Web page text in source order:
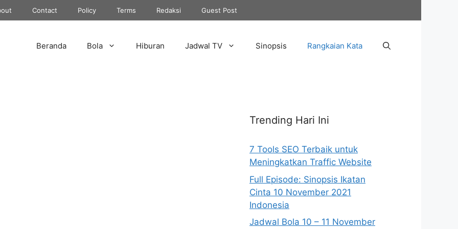
Contact Policy Terms Redaksi Guest Post
Beranda Bola Hiburan Jadwal TV Sinopsis Rangkaian Kata
Trending Hari Ini
7 Tools SEO Terbaik untuk
Meningkatkan Traffic Website
Full Episode: Sinopsis Ikatan
Cinta 10 November 2021
Indonesia
Jadwal Bola 10 – 11 November